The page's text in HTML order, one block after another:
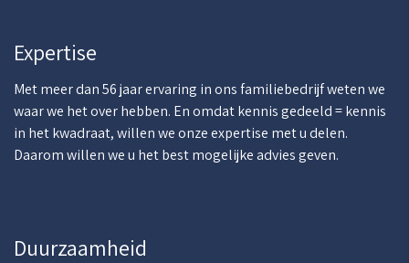
Expertise
Met meer dan 56 jaar ervaring in ons familiebedrijf weten we
waar we het over hebben. En omdat kennis gedeeld = kennis
in het kwadraat, willen we onze expertise met u delen.
Daarom willen we u het best mogelijke advies geven.
Duurzaamheid